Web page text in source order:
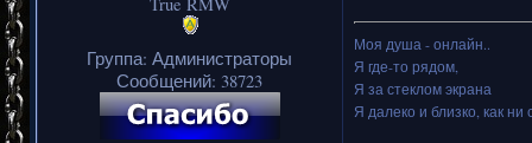
Группа: Администраторы
Сообщений: 38723
Моя душа - онлайн..
Я где-то рядом,
Я за стеклом экрана
Я далеко и близко, как ни